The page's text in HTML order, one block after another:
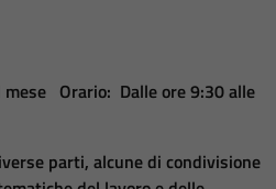
mese Orario: Dalle ore 9:30 alle
parti, alcune di condivisione